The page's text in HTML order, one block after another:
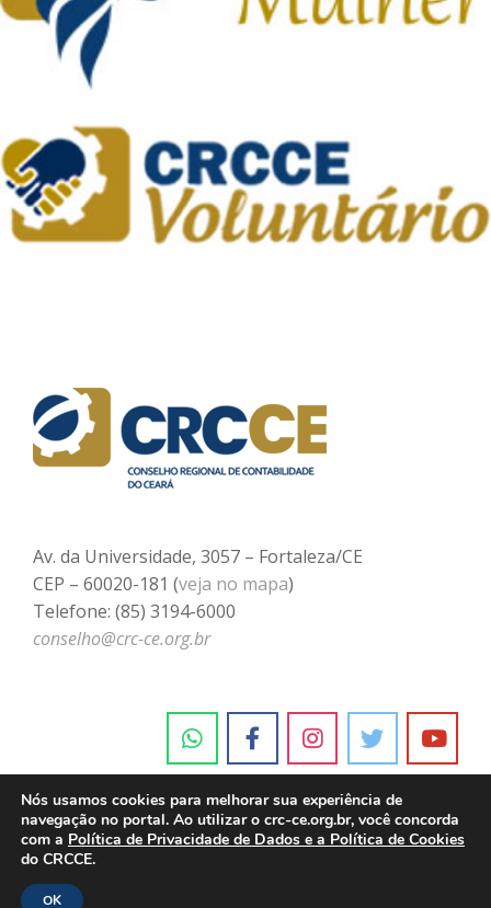
Av. da Universidade, 3057 – Fortaleza/CE
CEP – 60020-181 (veja no mapa)
Telefone: (85) 3194-6000
conselho@crc-ce.org.br
Nós usamos cookies para melhorar sua experiência de
navegação no portal. Ao utilizar o crc-ce.org.br, você concorda
com a Política de Privacidade de Dados e a Política de Cookies
do CRCCE.
OK